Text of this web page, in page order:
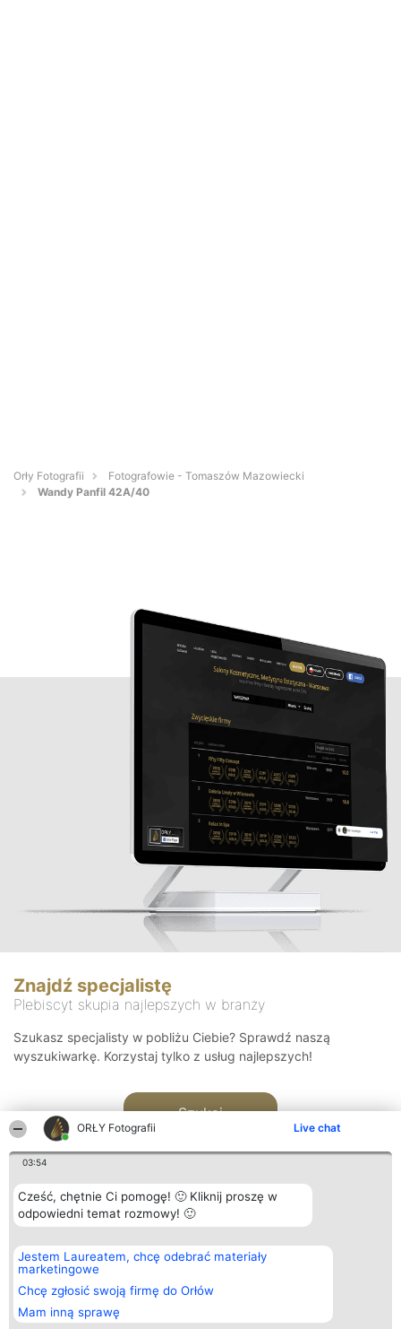
ORŁY Fotografii Live chat
03:54
Cześć, chętnie Ci pomogę! 🙂 Kliknij proszę w
odpowiedni temat rozmowy! 🙂
Jestem Laureatem, chcę odebrać materiały
marketingowe
Chcę zgłosić swoją firmę do Orłów
Mam inną sprawę
Orły Fotografii
Fotografowie - Tomaszów Mazowiecki
Wandy Panfil 42A/40
Znajdź specjalistę
Plebiscyt skupia najlepszych w branży
Szukasz specjalisty w pobliżu Ciebie? Sprawdź naszą
wyszukiwarkę. Korzystaj tylko z usług najlepszych!
Szukaj
Organizator plebiscytu
Bright Side Solutions sp. z o.
o. sp. k.
ul. Ruska 22
Wrocław 50-079
KRS 0000749100 | Regon
381313360 | NIP 8943132676
Plebiscyt
Laureaci
wszystkich
Laureatów
Regulamin
Kontakt
Kontakt